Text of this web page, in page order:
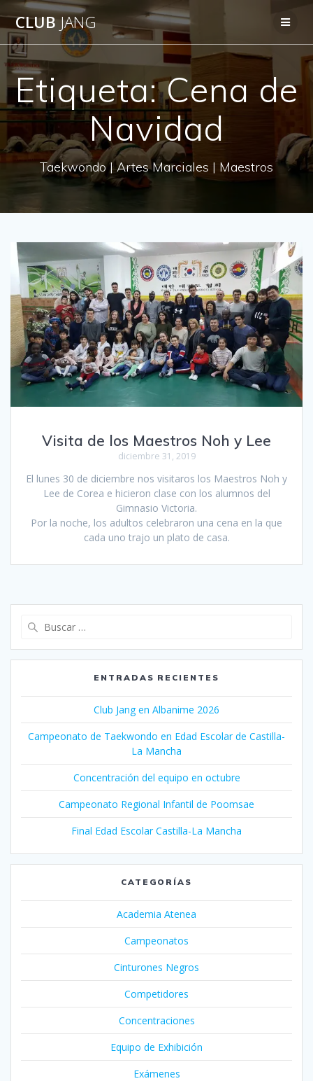
Saltar
al
contenido
CLUBJANG
Etiqueta:Cena de
Navidad
Taekwondo | Artes Marciales | Maestros
Visita de los Maestros Noh y Lee
diciembre 31, 2019
El lunes 30 de diciembre nos visitaros los Maestros Noh y
Lee de Corea e hicieron clase con los alumnos del
Gimnasio Victoria.
Por la noche, los adultos celebraron una cena en la que
cada uno trajo un plato de casa.
ENTRADAS RECIENTES
Club Jang en Albanime 2026
Campeonato de Taekwondo en Edad Escolar de Castilla-
La Mancha
Concentración del equipo en octubre
Campeonato Regional Infantil de Poomsae
Final Edad Escolar Castilla-La Mancha
CATEGORÍAS
Academia Atenea
Campeonatos
Cinturones Negros
Competidores
Concentraciones
Equipo de Exhibición
Exámenes